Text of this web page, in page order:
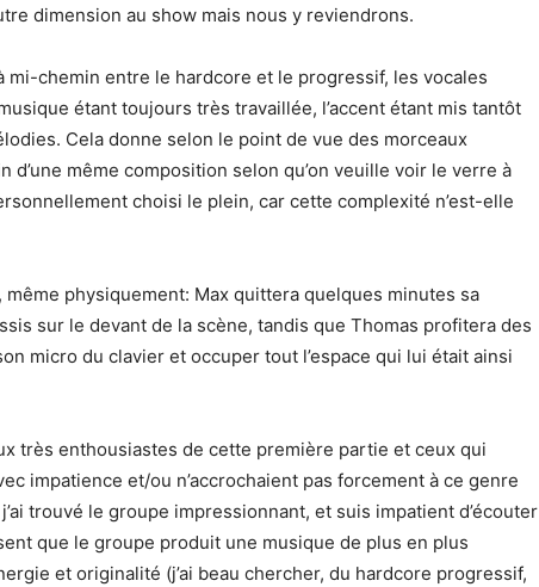
dimension au show mais nous y reviendrons.
mi-chemin entre le hardcore et le progressif, les vocales
étant toujours très travaillée, l’accent étant mis tantôt
Cela donne selon le point de vue des morceaux
même composition selon qu’on veuille voir le verre à
choisi le plein, car cette complexité n’est-elle
physiquement: Max quittera quelques minutes sa
sur le devant de la scène, tandis que Thomas profitera des
micro du clavier et occuper tout l’espace qui lui était ainsi
très enthousiastes de cette première partie et ceux qui
impatience et/ou n’accrochaient pas forcement à ce genre
trouvé le groupe impressionnant, et suis impatient d’écouter
que le groupe produit une musique de plus en plus
et originalité (j’ai beau chercher, du hardcore progressif,